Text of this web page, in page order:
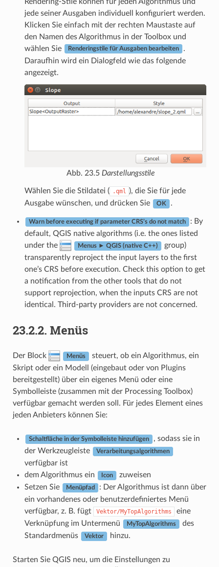
jede seiner Ausgaben individuell konfiguriert werden.
Klicken Sie einfach mit der rechten Maustaste auf
den Namen des Algorithmus in der Toolbox und
wählen Sie
Renderingstile für Ausgaben bearbeiten
.
Daraufhin wird ein Dialogfeld wie das folgende
angezeigt.
Abb. 23.5 Darstellungsstile
Wählen Sie die Stildatei ( .qml ), die Sie für jede
Ausgabe wünschen, und drücken Sie
OK .
Warn before executing if parameter CRS’s do not match
: By
default, QGIS native algorithms (i.e. the ones listed
under the
Menus ► QGIS (native C++)
group)
transparently reproject the input layers to the first
one’s CRS before execution. Check this option to get
a notification from the other tools that do not
support reprojection, when the inputs CRS are not
identical. Third-party providers are not concerned.
23.2.2. Menüs
Der Block Menüs
steuert, ob ein Algorithmus, ein
Skript oder ein Modell (eingebaut oder von Plugins
bereitgestellt) über ein eigenes Menü oder eine
Symbolleiste (zusammen mit der Processing Toolbox)
verfügbar gemacht werden soll. Für jedes Element eines
jeden Anbieters können Sie:
Schaltfläche in der Symbolleiste hinzufügen
, sodass sie in
der Werkzeugleiste
Verarbeitungsalgorithmen
verfügbar ist
dem Algorithmus ein
Icon
zuweisen
Setzen Sie
Menüpfad
: Der Algorithmus ist dann über
ein vorhandenes oder benutzerdefiniertes Menü
verfügbar, z. B. fügt
Vektor/MyTopAlgorithms
eine
Verknüpfung im Untermenü
MyTopAlgorithms
des
Standardmenüs
Vektor hinzu.
Starten Sie QGIS neu, um die Einstellungen zu